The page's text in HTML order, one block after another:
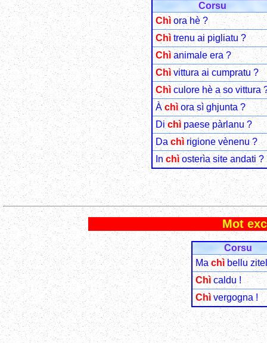
Corsu
Chìora hè ?
Chì trenu ai pigliatu ?
Chìanimale era ?
Chìvittura ai cumpratu ?
Chì culore hè a so vittura
Àchì ora sì ghjunta ?
Dichì paese pàrlanu ?
Dachìrigione vènenu ?
Inchìosterìa site andati ?
Mot
Corsu
Machìbellu
Chìcaldu !
Chì vergogna !